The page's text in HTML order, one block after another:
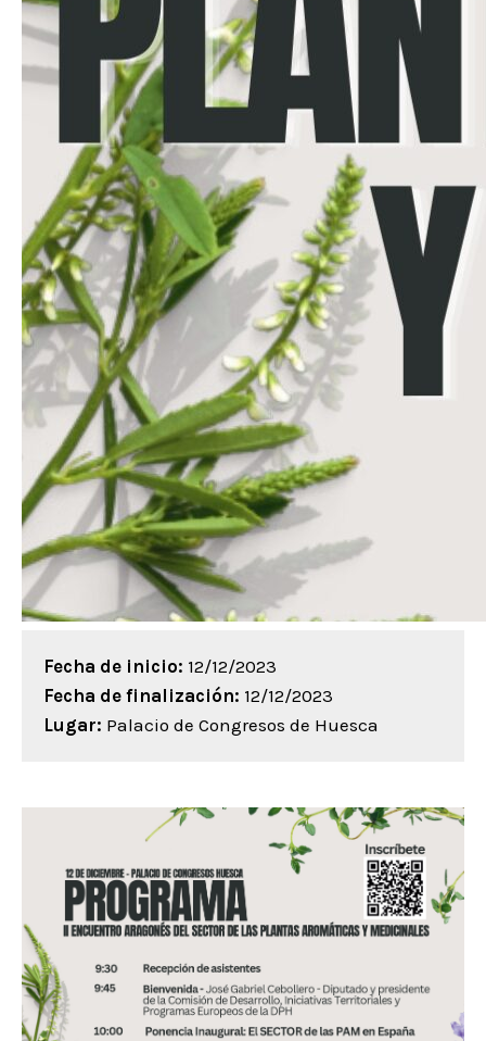
Fecha de inicio: 12/12/2023
Fecha de finalización: 12/12/2023
Lugar: Palacio de Congresos de Huesca